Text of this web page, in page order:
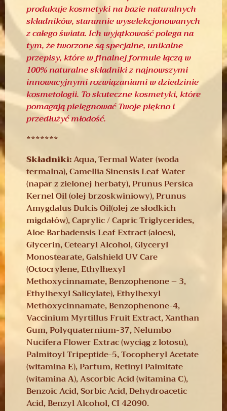
produkuje kosmetyki na bazie naturalnych
składników, starannie wyselekcjonowanych
z całego świata. Ich wyjątkowość polega na
tym, że tworzone są specjalne, unikalne
przepisy, które w finalnej formule łączą w
100% naturalne składniki z najnowszymi
innowacyjnymi rozwiązaniami w dziedzinie
kosmetologii. To skuteczne kosmetyki, które
pomagają pielęgnować Twoje piękno i
przedłużyć młodość.
*******
Składniki:Aqua, Termal Water (woda
termalna), Camellia Sinensis Leaf Water
(napar z zielonej herbaty), Prunus Persica
Kernel Oil (olej brzoskwiniowy), Prunus
Amygdalus Dulcis Oil(olej ze słodkich
migdałów), Caprylic / Capric Triglycerides,
Aloe Barbadensis Leaf Extract (aloes),
Glycerin, Cetearyl Alcohol, Glyceryl
Monostearate, Galshield UV Care
(Octocrylene, Ethylhexyl
Methoxycinnamate, Benzophenone – 3,
Ethylhexyl Salicylate), Ethylhexyl
Methoxycinnamate, Benzophenone-4,
Vaccinium Myrtillus Fruit Extract, Xanthan
Gum, Polyquaternium-37, Nelumbo
Nucifera Flower Extrac (wyciąg z lotosu),
Palmitoyl Tripeptide-5, Tocopheryl Acetate
(witamina Е), Parfum, Retinyl Palmitate
(witamina А), Ascorbic Acid (witamina С),
Benzoic Acid, Sorbic Acid, Dehydroacetic
Acid, Benzyl Alcohol, CI 42090.